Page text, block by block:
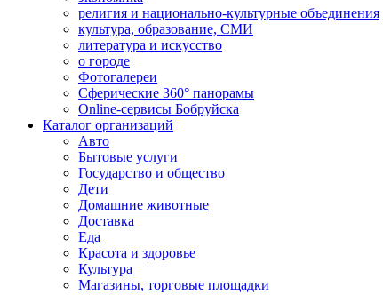
религия и национально-культурные объединения
культура, образование, СМИ
литература и искусство
о городе
Фотогалереи
Сферические 360° панорамы
Online-сервисы Бобруйска
Каталог организаций
Авто
Бытовые услуги
Государство и общество
Дети
Домашние животные
Доставка
Еда
Красота и здоровье
Культура
Магазины, торговые площадки